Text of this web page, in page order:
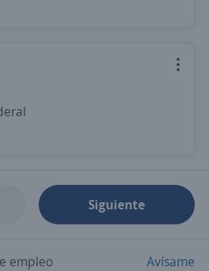
Siguiente
empleo Avísame